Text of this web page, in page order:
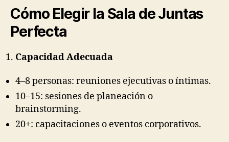
Cómo Elegir la Sala de Juntas
Perfecta
Capacidad Adecuada
4–8 personas: reuniones ejecutivas o íntimas.
10–15: sesiones de planeación o
brainstorming.
20+: capacitaciones o eventos corporativos.